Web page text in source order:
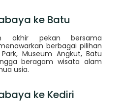
ke Batu
akhir pekan bersama
berbagai pilihan
Museum Angkut, Batu
beragam wisata alam
usia.
ke Kediri